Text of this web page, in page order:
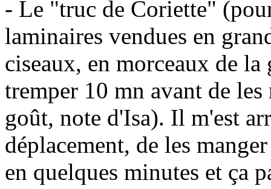
- Le "truc de Coriette"
laminaires vendues en
ciseaux, en morceaux de
tremper 10 mn avant de les
goût, note d'Isa). Il m'est
déplacement, de les
en quelques minutes et ça